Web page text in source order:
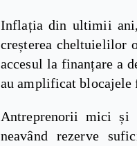
Inflația din ultimii ani,
creșterea cheltuielilor
accesul la finanțare a
au amplificat blocajele
Antreprenorii mici
neavând rezerve